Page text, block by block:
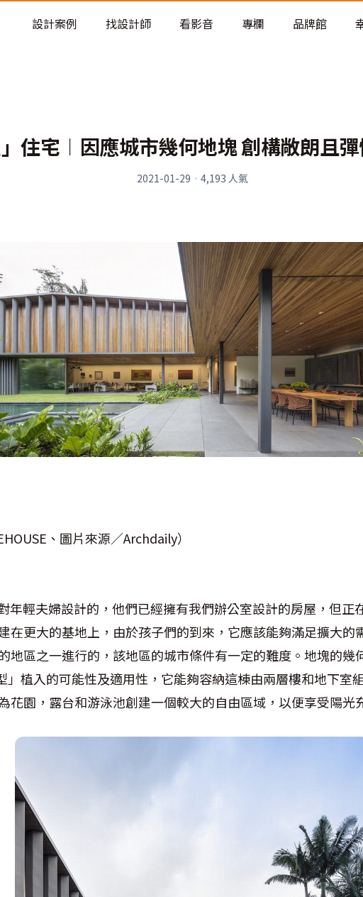
老屋預算分配與高 CP 值煥新術
設計案例 找設計師 看影音 專欄 品牌館
住宅︱因應城市幾何地塊 創構敞朗且
2021-01-29 · 4,193 人氣
、圖片來源／Archdaily）
年輕夫婦設計的，他們已經擁有我們辦公室設計的房屋，但正
在更大的基地上，由於孩子們的到來，它應該能夠滿足擴大的
地區之一進行的，該地區的城市條件有一定的難度。地塊的幾
」植入的可能性及適用性，它能夠容納這棟由兩層樓和地下室
花園，露台和游泳池創建一個較大的自由區域，以便享受陽光